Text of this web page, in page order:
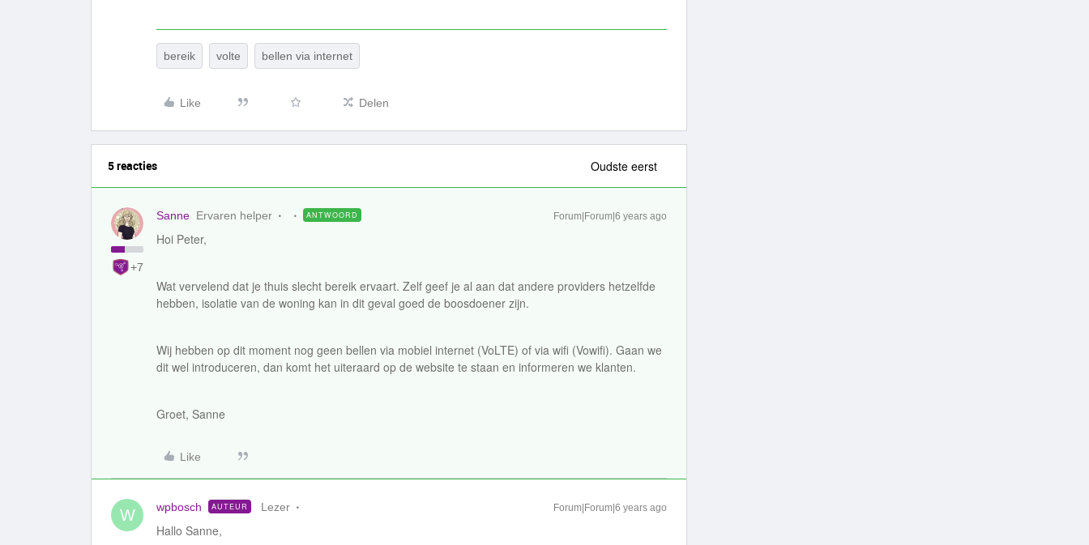
bereik volte bellen via internet
Like Delen
5 reacties Oudste eerst
+7
Sanne Ervaren helper ANTWOORD Forum|Forum|6 years ago
Hoi Peter,
Wat vervelend dat je thuis slecht bereik ervaart. Zelf geef je al aan dat andere providers hetzelfde
hebben, isolatie van de woning kan in dit geval goed de boosdoener zijn.
Wij hebben op dit moment nog geen bellen via mobiel internet (VoLTE) of via wifi (Vowifi). Gaan we
dit wel introduceren, dan komt het uiteraard op de website te staan en informeren we klanten.
Groet, Sanne
Like
W wpbosch AUTEUR Lezer Forum|Forum|6 years ago
Hallo Sanne,